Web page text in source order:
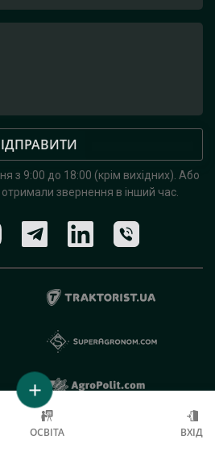
з 9:00 до 18:00 (крім вихідних). Або
звернення в інший час.
Всі права захищені.
ОСВІТА ВХІД